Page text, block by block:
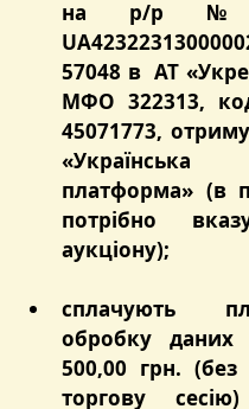
на р/р №
57048 в  АТ
МФО 322313,
45071773,
«Українська
платформа» (в
потрібно
аукціону);
сплачують
обробку даних
500,00 грн.
торгову